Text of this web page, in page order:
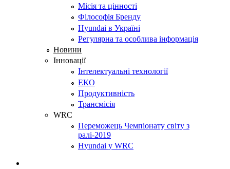
Місія та цінності
Філософія Бренду
Hyundai в Україні
Регулярна та особлива інформація
Новини
Інновації
Інтелектуальні технології
ЕКО
Продуктивність
Трансмісія
WRC
Переможець Чемпіонату світу з
ралі-2019
Hyundai у WRC